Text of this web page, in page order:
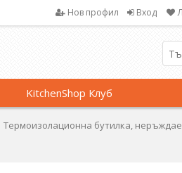
Нов профил Вход
KitchenShop Клуб
Термоизолационна бутилка,